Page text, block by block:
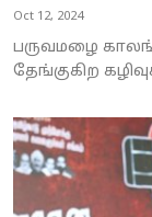
Oct 12, 2024
பருவமழை
தேங்குகிற